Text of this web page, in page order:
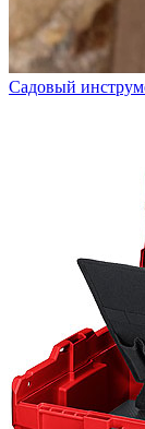
Садовый